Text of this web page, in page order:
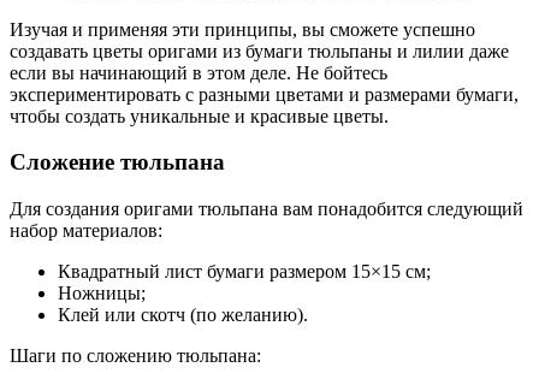
Изучая и применяя эти принципы, вы сможете успешно
создавать цветы оригами из бумаги тюльпаны и лилии даже
если вы начинающий в этом деле. Не бойтесь
экспериментировать с разными цветами и размерами бумаги,
чтобы создать уникальные и красивые цветы.
Сложение тюльпана
Для создания оригами тюльпана вам понадобится следующий
набор материалов:
Квадратный лист бумаги размером 15×15 см;
Ножницы;
Клей или скотч (по желанию).
Шаги по сложению тюльпана: